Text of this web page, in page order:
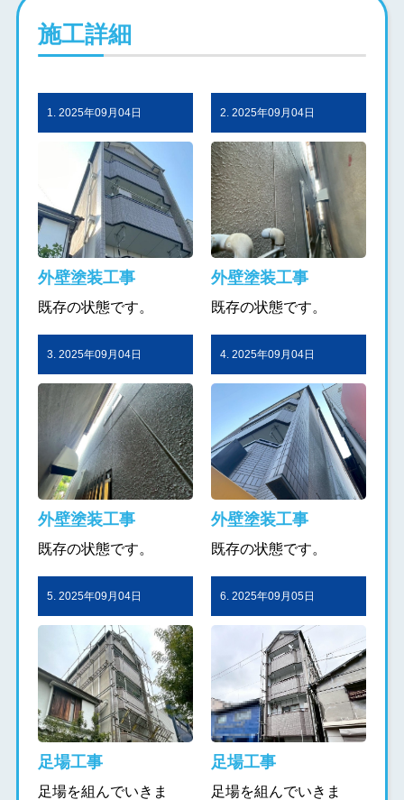
施工詳細
1. 2025年09月04日
外壁塗装工事
既存の状態です。
2. 2025年09月04日
外壁塗装工事
既存の状態です。
3. 2025年09月04日
外壁塗装工事
既存の状態です。
4. 2025年09月04日
外壁塗装工事
既存の状態です。
5. 2025年09月04日
足場工事
足場を組んでいきま
6. 2025年09月05日
足場工事
足場を組んでいきま